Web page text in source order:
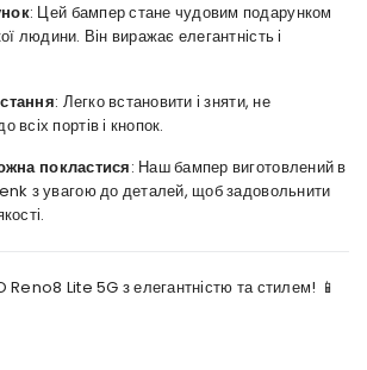
: Цей бампер стане чудовим подарунком
людини. Він виражає елегантність і
: Легко встановити і зняти, не
портів і кнопок.
покластися: Наш бампер виготовлений в
з увагою до деталей, щоб задовольнити
Reno8 Lite 5G з елегантністю та стилем! 📱